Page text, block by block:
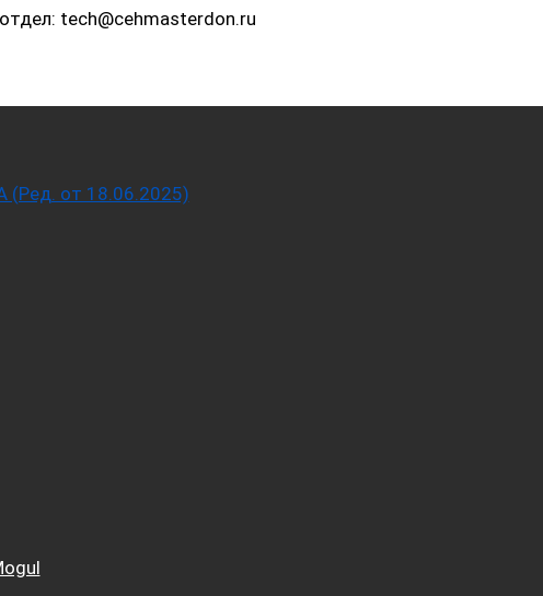
tech@cehmasterdon.ru
от 18.06.2025)